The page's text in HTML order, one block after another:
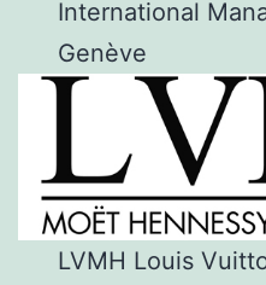
International
Genève
LVMH Louis